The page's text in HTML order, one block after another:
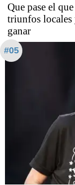
Que pase el
triunfos locales
ganar
#05